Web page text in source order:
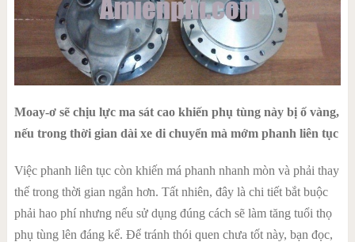
Moay-ơ sẽ chịu lực ma sát cao khiến phụ tùng này bị ố vàng,
nếu trong thời gian dài xe di chuyển mà mớm phanh liên tục
Việc phanh liên tục còn khiến má phanh nhanh mòn và phải thay
thế trong thời gian ngắn hơn. Tất nhiên, đây là chi tiết bắt buộc
phải hao phí nhưng nếu sử dụng đúng cách sẽ làm tăng tuổi thọ
phụ tùng lên đáng kể. Để tránh thói quen chưa tốt này, bạn đọc,